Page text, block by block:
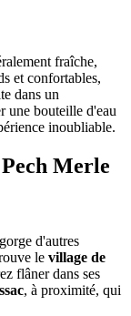
fraîche,
et confortables,
dans un
une bouteille d'eau
inoubliable.
Merle
d'autres
le village de
flâner dans ses
, à proximité, qui